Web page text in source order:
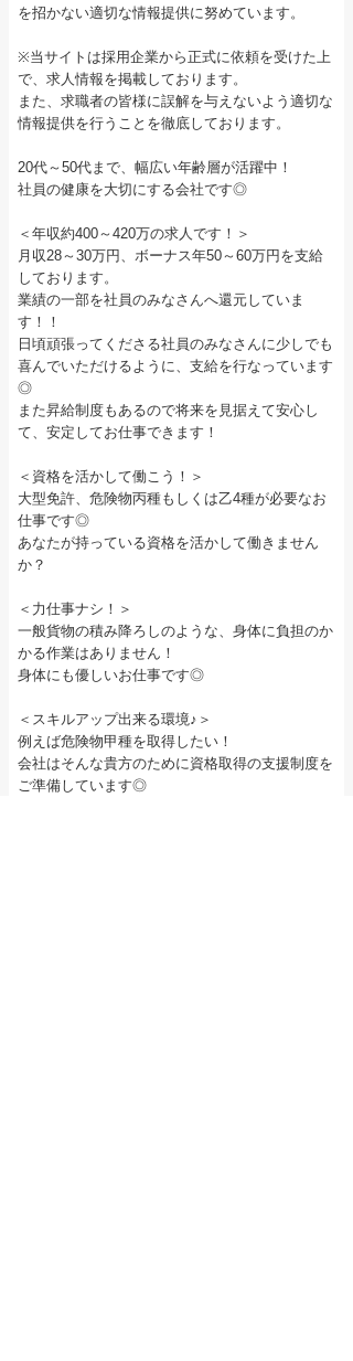
を招かない適切な情報提供に努めています。
※当サイトは採用企業から正式に依頼を受けた上
で、求人情報を掲載しております。
また、求職者の皆様に誤解を与えないよう適切な
情報提供を行うことを徹底しております。
20代～50代まで、幅広い年齢層が活躍中！
社員の健康を大切にする会社です◎
＜年収約400～420万の求人です！＞
月収28～30万円、ボーナス年50～60万円を支給
しております。
業績の一部を社員のみなさんへ還元していま
す！！
日頃頑張ってくださる社員のみなさんに少しでも
喜んでいただけるように、支給を行なっています
◎
また昇給制度もあるので将来を見据えて安心し
て、安定してお仕事できます！
＜資格を活かして働こう！＞
大型免許、危険物丙種もしくは乙4種が必要なお
仕事です◎
あなたが持っている資格を活かして働きません
か？
＜力仕事ナシ！＞
一般貨物の積み降ろしのような、身体に負担のか
かる作業はありません！
身体にも優しいお仕事です◎
＜スキルアップ出来る環境♪＞
例えば危険物甲種を取得したい！
会社はそんな貴方のために資格取得の支援制度を
ご準備しています◎